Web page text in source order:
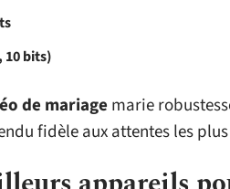
10 bits)
de mariage marie
fidèle aux attentes les